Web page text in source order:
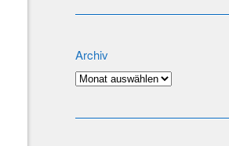
Archiv
Archiv